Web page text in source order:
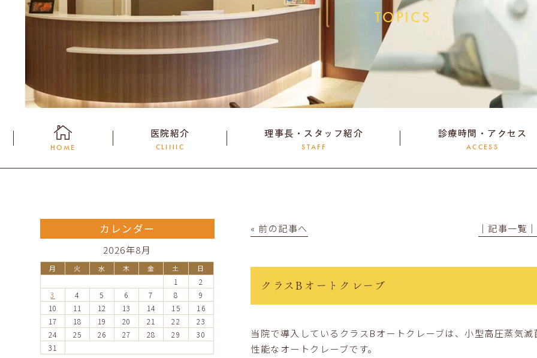
TOPICS
HOME
医院紹介
CLINIC
理事長・スタッフ紹介
STAFF
診療時間・アクセス
ACCESS
« 前の記事へ │記事一覧│
クラスBオートクレーブ
当院で導入しているクラスBオートクレーブは、小型高圧蒸気
性能なオートクレーブです。
カレンダー
2026年8月
月 火 水 木 金 土 日
1
2
3
4 5 6 7 8
9
10
11 12 13 14 15
16
17
18 19 20 21 22
23
24
25 26 27 28 29
30
31